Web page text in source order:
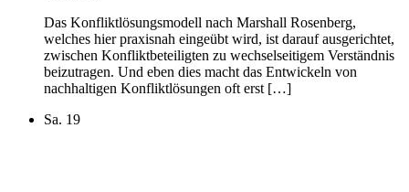
Das Konfliktlösungsmodell nach Marshall Rosenberg,
welches hier praxisnah eingeübt wird, ist darauf ausgerichtet,
zwischen Konfliktbeteiligten zu wechselseitigem Verständnis
beizutragen. Und eben dies macht das Entwickeln von
nachhaltigen Konfliktlösungen oft erst […]
Sa. 19